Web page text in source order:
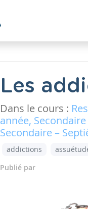
Les
Dans le cours :
année,
Secondaire –
addictions
Publié par